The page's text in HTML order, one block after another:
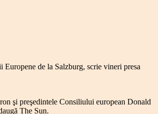
de la Salzburg, scrie vineri presa
şi preşedintele Consiliului european Donald
The Sun.